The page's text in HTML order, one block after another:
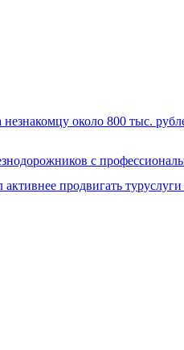
около 800 тыс.
с
продвигать туруслуги